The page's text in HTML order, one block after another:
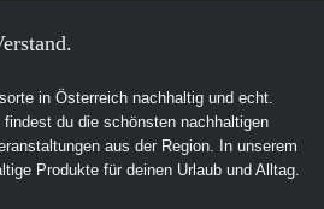
in Österreich nachhaltig und echt.
du die schönsten nachhaltigen
aus der Region. In unserem
Produkte für deinen Urlaub und Alltag.